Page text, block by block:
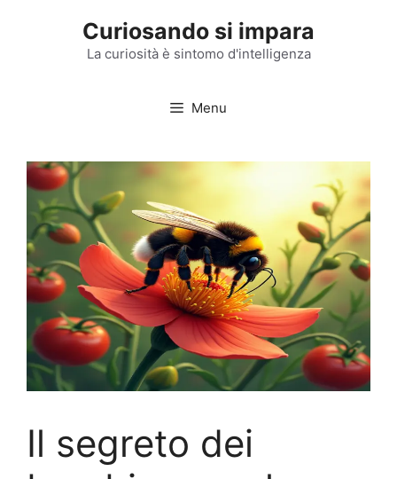
Curiosando si impara
La curiosità è sintomo d'intelligenza
Menu
Il segreto dei